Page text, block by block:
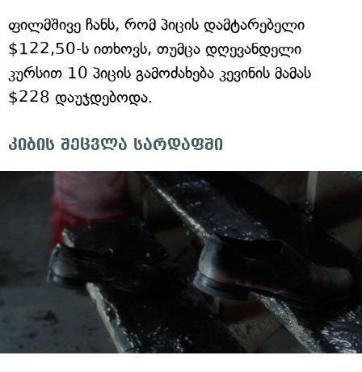
ფილმშივე ჩანს, რომ პიცის დამტარებელი
$122,50-ს ითხოვს, თუმცა დღევანდელი
კურსით 10 პიცის გამოძახება კევინის მამას
$228 დაუჯდებოდა.
კიბის შეცვლა სარდაფში